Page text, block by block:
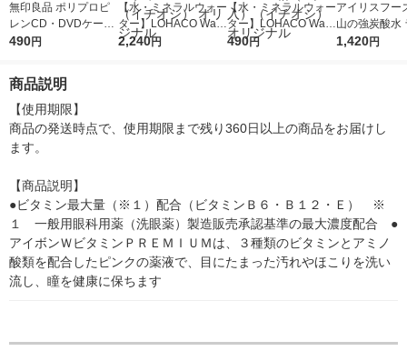
無印良品 ポリプロピ
レンCD・DVDケース
6枚用 良品計画
490円
【水・ミネラルウォー
ター】LOHACO Wate
r 210ml 1セット（40
2,240円
【水・ミネラルウォー
ター】LOHACO Wate
r（ロハコウォータ
490円
アイリスフー
山の強炭酸水
レス 500ml 1
1,420円
商品説明
【使用期限】
商品の発送時点で、使用期限まで残り360日以上の商品をお届けし
ます。
【商品説明】
●ビタミン最大量（※１）配合（ビタミンＢ６・Ｂ１２・Ｅ）　※
１　一般用眼科用薬（洗眼薬）製造販売承認基準の最大濃度配合　●
アイボンＷビタミンＰＲＥＭＩＵＭは、３種類のビタミンとアミノ
酸類を配合したピンクの薬液で、目にたまった汚れやほこりを洗い
流し、瞳を健康に保ちます